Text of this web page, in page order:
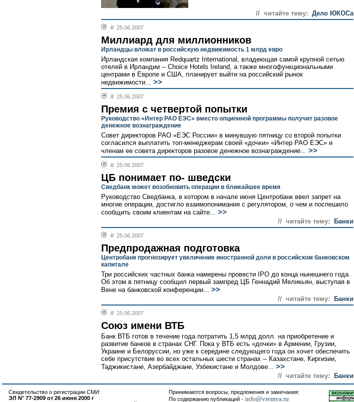
// читайте тему: Дело ЮКОСа
// 25.06.2007
Миллиард для миллионников
Ирландцы вложат в российскую недвижимость 1 млрд евро
Ирландская компания Redquartz International, владеющая самой крупной сетью
отелей в Ирландии -- Choice Hotels Ireland, а также многофункциональными
центрами в Европе и США, планирует выйти на российский рынок
недвижимости... >>
// 25.06.2007
Премия с четвертой попытки
Руководство «Интер РАО ЕЭС» вместо опционной программы получит разовое
денежное вознаграждение
Совет директоров РАО «ЕЭС России» в минувшую пятницу со второй попытки
согласился выплатить топ-менеджерам своей «дочки» «Интер РАО ЕЭС» и
членам ее совета директоров разовое денежное вознаграждение... >>
// 25.06.2007
ЦБ понимает по- шведски
Сведбанк может возобновить операции в ближайшее время
Руководство Сведбанка, в котором в начале июня Центробанк ввел запрет на
многие операции, достигло взаимопонимания с регулятором, о чем и поспешило
сообщить своим клиентам на сайте... >>
// читайте тему: Банки
// 25.06.2007
Предпродажная подготовка
Центробанк прогнозирует увеличение иностранной доли в российском банковском
капитале
Три российских частных банка намерены провести IPO до конца нынешнего года.
Об этом в пятницу сообщил первый зампред ЦБ Геннадий Меликьян, выступая в
Вене на банковской конференции... >>
// читайте тему: Банки
// 25.06.2007
Союз имени ВТБ
Банк ВТБ готов в течение года потратить 1,5 млрд долл. на приобретение и
развитие банков в странах СНГ. Пока у ВТБ есть «дочки» в Армении, Грузии,
Украине и Белоруссии, но уже к середине следующего года он хочет обеспечить
себе присутствие во всех остальных шести странах -- Казахстане, Киргизии,
Таджикистане, Азербайджане, Узбекистане и Молдове... >>
// читайте тему: Банки
Свидетельство о регистрации СМИ:
ЭЛ N° 77-2909 от 26 июня 2000 г
Принимаются вопросы, предложения и замечания:
По содержанию публикаций - info@vremya.ru